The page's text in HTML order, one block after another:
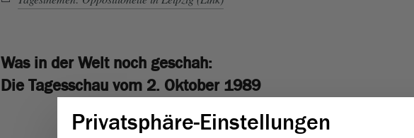
Was in der Welt noch geschah:
Die Tagesschau vom 2. Oktober 1989
Privatsphäre-Einstellungen